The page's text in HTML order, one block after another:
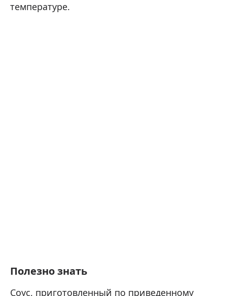
температуре.
Полезно знать
Соус, приготовленный по приведенному